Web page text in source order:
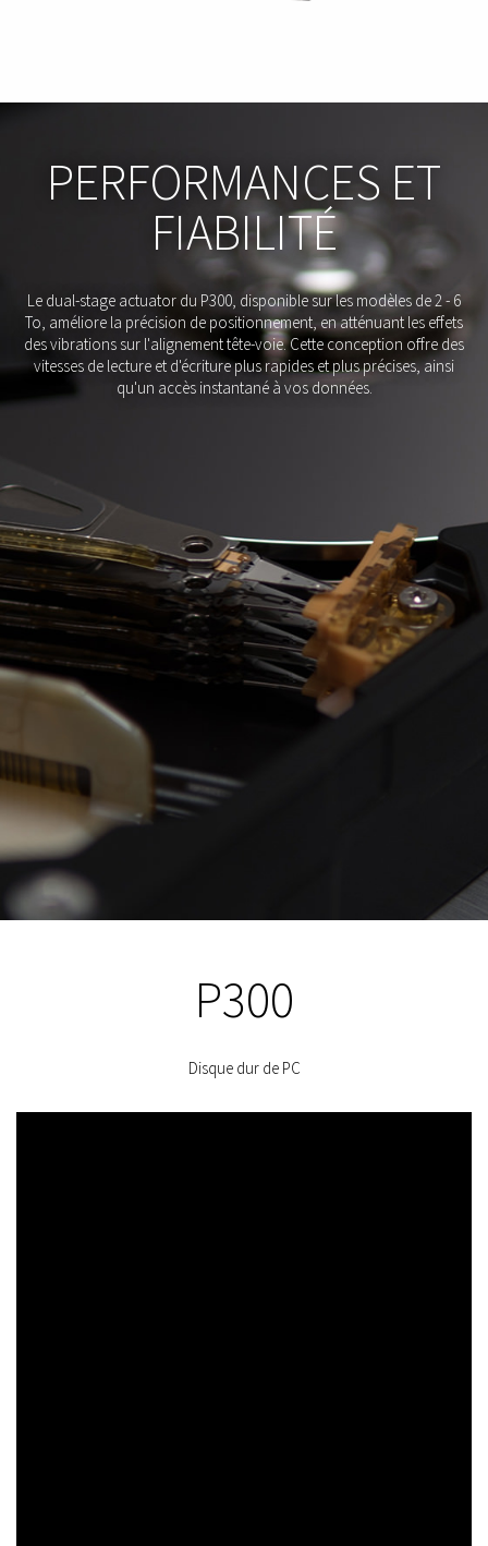
PERFORMANCES ET
FIABILITÉ
Le dual-stage actuator du P300, disponible sur les modèles de 2 - 6
To, améliore la précision de positionnement, en atténuant les effets
des vibrations sur l'alignement tête-voie. Cette conception offre des
vitesses de lecture et d'écriture plus rapides et plus précises, ainsi
qu'un accès instantané à vos données.
P300
Disque dur de PC